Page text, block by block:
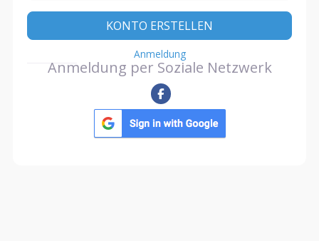
KONTO ERSTELLEN
Anmeldung
Anmeldung per Soziale Netzwerk